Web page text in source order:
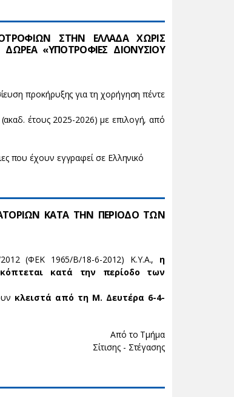
ΣΤΗΝ ΕΛΛΑΔΑ ΧΩΡΙΣ
«ΥΠΟΤΡΟΦΙΕΣ ΔΙΟΝΥΣΙΟΥ
προκήρυξης για τη χορήγηση πέντε
έτους 2025-2026) με επιλογή, από
που έχουν εγγραφεί σε Ελληνικό
ΚΑΤΑ ΤΗΝ ΠΕΡΙΟΔΟ ΤΩΝ
(ΦΕΚ 1965/B/18-6-2012) Κ.Υ.Α., η
κατά την περίοδο των
κλειστά από τη Μ. Δευτέρα 6-4-
Από το Τμήμα
Σίτισης - Στέγασης